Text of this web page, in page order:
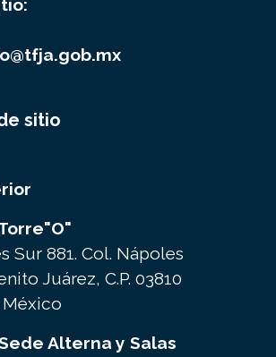
sitio
Sur 881. Col. Nápoles
Juárez, C.P. 03810
Alterna y Salas